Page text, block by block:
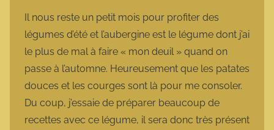
Il nous reste un petit mois pour profiter des
légumes d’été et l’aubergine est le légume dont j’ai
le plus de mal à faire « mon deuil » quand on
passe à l’automne. Heureusement que les patates
douces et les courges sont là pour me consoler.
Du coup, j’essaie de préparer beaucoup de
recettes avec ce légume, il sera donc très présent